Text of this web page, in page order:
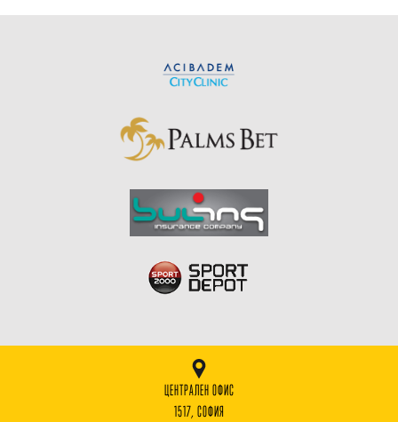
ЦЕНТРАЛЕН ОФИС
1517, СОФИЯ